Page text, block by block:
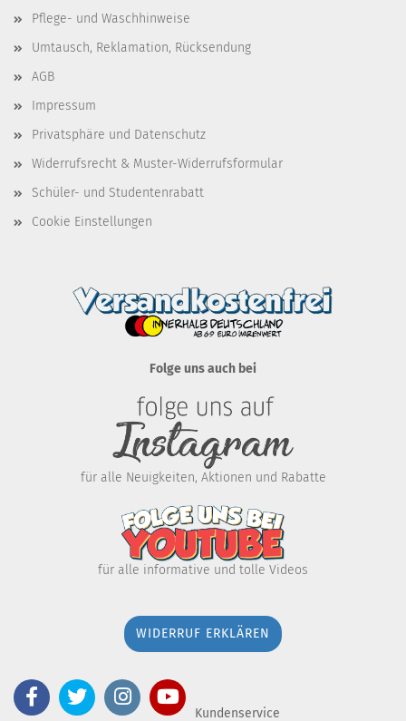
Pflege- und Waschhinweise
Umtausch, Reklamation, Rücksendung
AGB
Impressum
Privatsphäre und Datenschutz
Widerrufsrecht & Muster-Widerrufsformular
Schüler- und Studentenrabatt
Cookie Einstellungen
Folge uns auch bei
für alle Neuigkeiten, Aktionen und Rabatte
für alle informative und tolle Videos
WIDERRUF ERKLÄREN
Kundenservice